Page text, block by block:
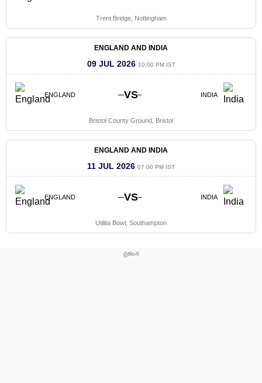
Trent Bridge, Nottingham
ENGLAND AND INDIA
09 JUL 2026 10:00 PM IST
ENGLAND VS INDIA
Bristol County Ground, Bristol
ENGLAND AND INDIA
11 JUL 2026 07:00 PM IST
ENGLAND VS INDIA
Utilita Bowl, Southampton